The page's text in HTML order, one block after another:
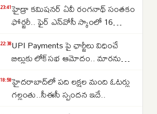
23:41హైడ్రా కమిషనర్ ఏవీ రంగనాథ్ సంతకం
ఫోర్జరీ.. ఫైర్ ఎన్‌వోసీ స్కాంలో 16
22:38UPI Payments పై ఛార్జీలు విధించే
బిల్లుకు లోక్‌సభ ఆమోదం.. మారనున్న
18:58హైదరాబాద్‌లో పది లక్షల మంది ఓటర్లు
గల్లంతు..సీఈసీ స్పందన ఇదే..